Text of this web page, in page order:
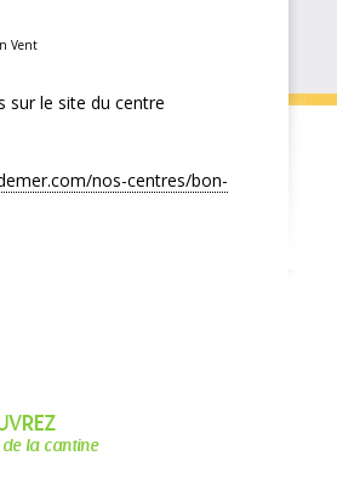
Vent
sur le site du centre
nos-centres/bon-
la cantine